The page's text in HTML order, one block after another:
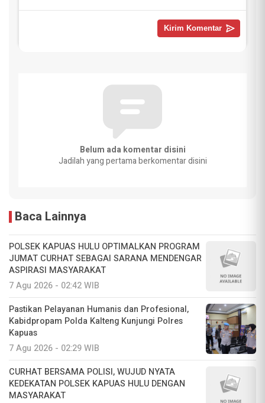
Belum ada komentar disini
Jadilah yang pertama berkomentar disini
Baca Lainnya
POLSEK KAPUAS HULU OPTIMALKAN PROGRAM
JUMAT CURHAT SEBAGAI SARANA MENDENGAR
ASPIRASI MASYARAKAT
7 Agu 2026 - 02:42 WIB
Pastikan Pelayanan Humanis dan Profesional,
Kabidpropam Polda Kalteng Kunjungi Polres
Kapuas
7 Agu 2026 - 02:29 WIB
CURHAT BERSAMA POLISI, WUJUD NYATA
KEDEKATAN POLSEK KAPUAS HULU DENGAN
MASYARAKAT